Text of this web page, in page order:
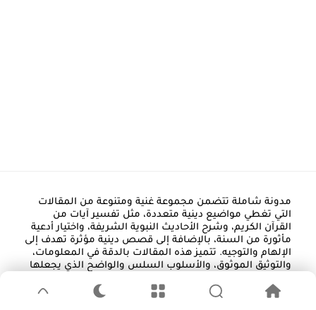
مدونة شاملة تتضمن مجموعة غنية ومتنوعة من المقالات
التي تغطي مواضيع دينية متعددة، مثل تفسير آيات من
القرآن الكريم، وشرح الأحاديث النبوية الشريفة، واختيار أدعية
مأثورة من السنة، بالإضافة إلى قصص دينية مؤثرة تهدف إلى
الإلهام والتوجيه. تتميز هذه المقالات بالدقة في المعلومات،
والتوثيق الموثوق، والأسلوب السلس والواضح الذي يجعلها
المبتدئين في طلب العلم أو المهتمين بالتعمق في الثقافة